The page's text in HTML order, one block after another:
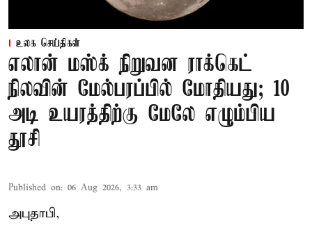
உலக செய்திகள்
எலான் மஸ்க் நிறுவன ராக்கெட்
நிலவின் மேல்பரப்பில் மோதியது; 10
அடி உயரத்திற்கு மேலே எழும்பிய
தூசி
Published on: 06 Aug 2026, 3:33 am
அபுதாபி,